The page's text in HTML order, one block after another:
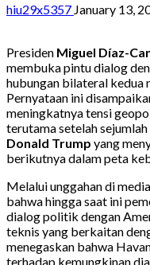
hiu29x5357 January 13,
Presiden Miguel Díaz-
membuka pintu dialog
hubungan bilateral kedua
Pernyataan ini
meningkatnya tensi
terutama setelah
Donald Trump yang
berikutnya dalam peta
Melalui unggahan di
bahwa hingga saat ini
dialog politik dengan
teknis yang berkaitan
menegaskan bahwa
terhadap kemungkinan